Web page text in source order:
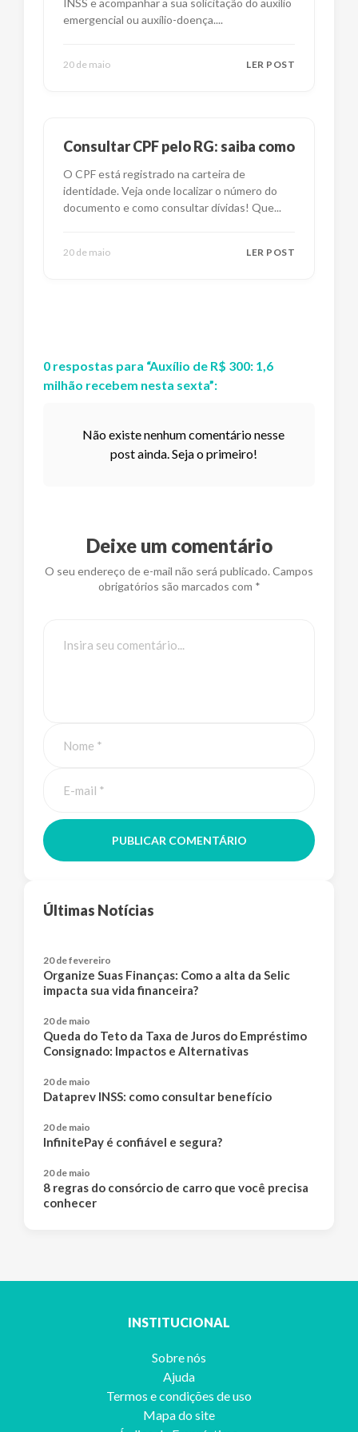
emergencial ou auxílio-doença....
20 de maio LER POST
Consultar CPF pelo RG: saiba como
O CPF está registrado na carteira de
identidade. Veja onde localizar o número do
documento e como consultar dívidas! Que...
20 de maio LER POST
0 respostas para “Auxílio de R$ 300: 1,6
milhão recebem nesta sexta”:
Não existe nenhum comentário nesse
post ainda. Seja o primeiro!
Deixe um comentário
O seu endereço de e-mail não será publicado. Campos
obrigatórios são marcados com *
PUBLICAR COMENTÁRIO
Últimas Notícias
20 de fevereiro
Organize Suas Finanças: Como a alta da Selic
impacta sua vida financeira?
20 de maio
Queda do Teto da Taxa de Juros do Empréstimo
Consignado: Impactos e Alternativas
20 de maio
Dataprev INSS: como consultar benefício
20 de maio
InfinitePay é confiável e segura?
20 de maio
8 regras do consórcio de carro que você precisa
conhecer
INSTITUCIONAL
Sobre nós
Ajuda
Termos e condições de uso
Mapa do site